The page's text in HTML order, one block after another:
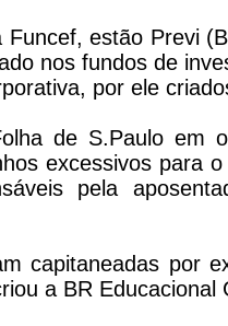
Funcef, estão Previ
nos fundos de
por ele
de S.Paulo em
excessivos para
pela
capitaneadas por
a BR Educacional